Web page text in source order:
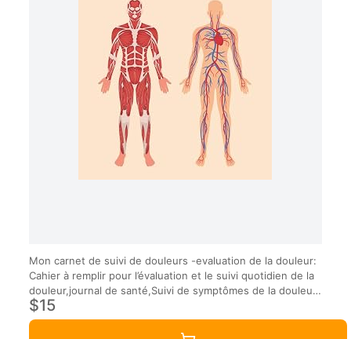
Mon carnet de suivi de douleurs -evaluation de la douleur:
Cahier à remplir pour l’évaluation et le suivi quotidien de la
douleur,journal de santé,Suivi de symptômes de la douleur
chronique,carnet suivi santé
$15